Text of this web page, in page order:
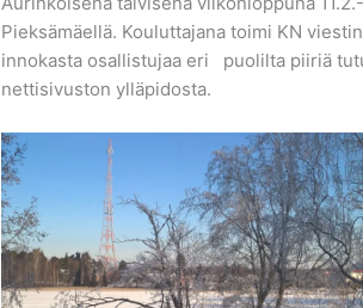
Pieksämäellä. Kouluttajana toimi KN
innokasta osallistujaa eri puolilta piiriä
nettisivuston ylläpidosta.